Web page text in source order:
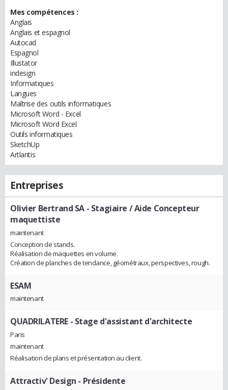
Mes compétences :
Anglais
Anglais et espagnol
Autocad
Espagnol
Illustator
indesign
Informatiques
Langues
Maîtrise des outils informatiques
Microsoft Word - Excel
Microsoft Word Excel
Outils informatiques
SketchUp
Artlantis
Entreprises
Olivier Bertrand SA - Stagiaire / Aide Concepteur
maquettiste
maintenant
Conception de stands.
Réalisation de maquettes en volume.
Création de planches de tendance, géométraux, perspectives, rough.
ESAM
maintenant
QUADRILATERE- Stage d'assistant d'architecte
Paris
maintenant
Réalisation de plans et présentation au client.
Attractiv' Design - Présidente